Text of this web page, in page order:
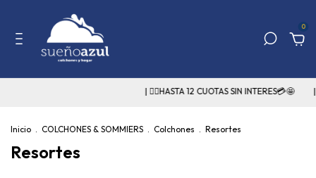
0
| 👉🏻HASTA 12 CUOTAS SIN INTERES💳🤩 | o 🔥 35%
Inicio . COLCHONES & SOMMIERS . Colchones . Resortes
Resortes